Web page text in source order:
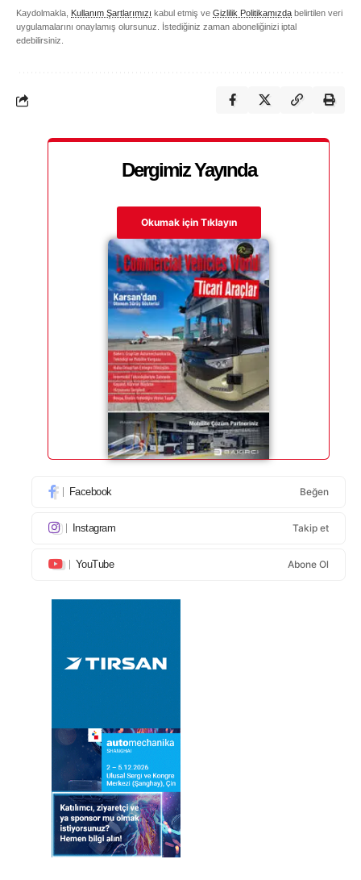
Kaydolmakla, Kullanım Şartlarımızı kabul etmiş ve Gizlilik Politikamızda belirtilen veri
uygulamalarını onaylamış olursunuz. İstediğiniz zaman aboneliğinizi iptal
edebilirsiniz.
Dergimiz Yayında
Okumak için Tıklayın
Facebook Beğen
Instagram Takip et
YouTube Abone Ol